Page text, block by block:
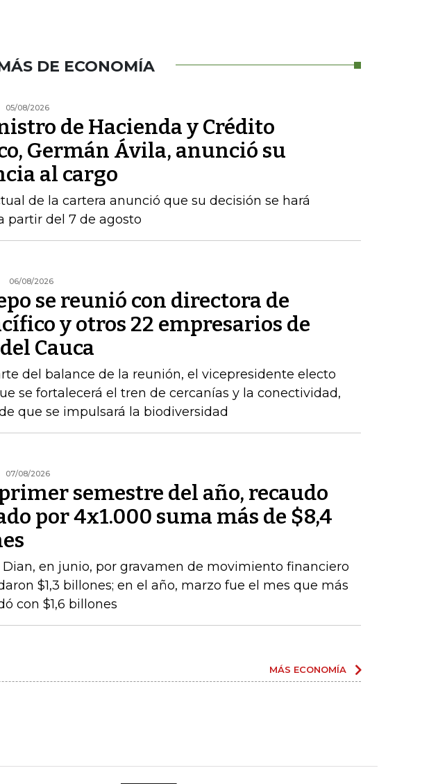
DE ECONOMÍA
05/08/2026
de Hacienda y Crédito
Germán Ávila, anunció su
al cargo
de la cartera anunció que su decisión se hará
partir del 7 de agosto
06/08/2026
se reunió con directora de
y otros 22 empresarios de
Cauca
del balance de la reunión, el vicepresidente electo
se fortalecerá el tren de cercanías y la conectividad,
que se impulsará la biodiversidad
07/08/2026
semestre del año, recaudo
por 4x1.000 suma más de $8,4
Dian, en junio, por gravamen de movimiento financiero
$1,3 billones; en el año, marzo fue el mes que más
con $1,6 billones
MÁS ECONOMÍA